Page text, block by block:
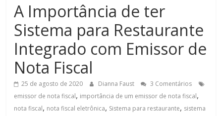
A Importância de ter
Sistema para Restaurante
Integrado com Emissor de
Nota Fiscal
25 de agosto de 2020 Dianna Faust
3 Comentários
emissor de nota fiscal, importância de um emissor de nota fiscal,
nota fiscal, nota fiscal eletrônica, Sistema para restaurante, sistema